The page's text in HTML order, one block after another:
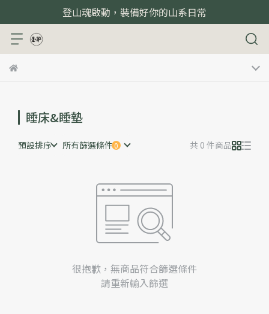
登山魂啟動，裝備好你的山系日常
睡床&睡墊
預設排序 所有篩選條件 共 0 件商品
很抱歉，無商品符合篩選條件
請重新輸入篩選